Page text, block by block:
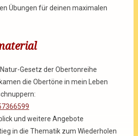
Übungen für deinen maximalen
Natur-Gesetz der Obertonreihe
die Obertöne in mein Leben
und weitere Angebote
in die Thematik zum Wiederholen